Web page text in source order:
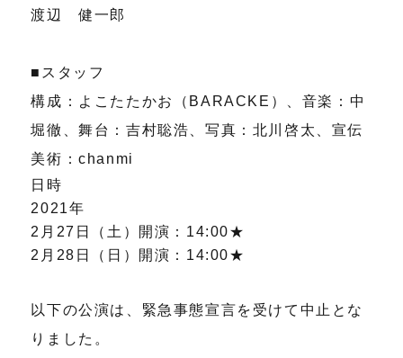
渡辺 健一郎
■スタッフ
構成：よこたたかお（BARACKE）、音楽：中
堀徹、舞台：吉村聡浩、写真：北川啓太、宣伝
美術：chanmi
日時
2021年
2月27日（土）開演：14:00★
2月28日（日）開演：14:00★
以下の公演は、緊急事態宣言を受けて中止とな
りました。